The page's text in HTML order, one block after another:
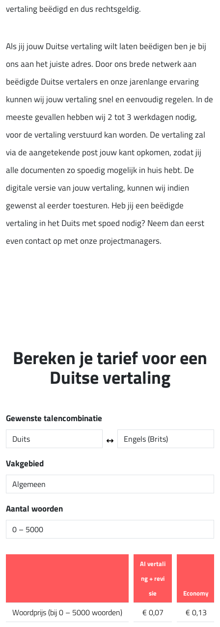
vertaling beëdigd en dus rechtsgeldig.
Als jij jouw Duitse vertaling wilt laten beëdigen ben je bij
ons aan het juiste adres. Door ons brede netwerk aan
beëdigde Duitse vertalers en onze jarenlange ervaring
kunnen wij jouw vertaling snel en eenvoudig regelen. In de
meeste gevallen hebben wij 2 tot 3 werkdagen nodig,
voor de vertaling verstuurd kan worden. De vertaling zal
via de aangetekende post jouw kant opkomen, zodat jij
alle documenten zo spoedig mogelijk in huis hebt. De
digitale versie van jouw vertaling, kunnen wij indien
gewenst al eerder toesturen. Heb jij een beëdigde
vertaling in het Duits met spoed nodig? Neem dan eerst
even contact op met onze projectmanagers.
Bereken je tarief voor een
Duitse vertaling
Gewenste talencombinatie
Vakgebied
Aantal woorden
Kenmerk
AI vertali
ng + revi
sie
Economy
Woordprijs(bij 0 – 5000 woorden) € 0,07
€ 0,13